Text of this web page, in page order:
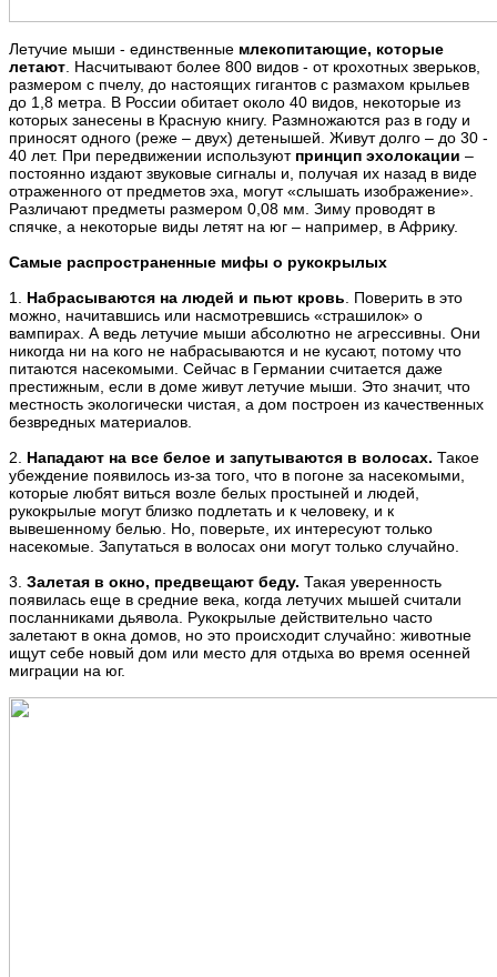
Летучие мыши - единственные млекопитающие, которые
летают . Насчитывают более 800 видов - от крохотных зверьков,
размером с пчелу, до настоящих гигантов с размахом крыльев
до 1,8 метра. В России обитает около 40 видов, некоторые из
которых занесены в Красную книгу. Размножаются раз в году и
приносят одного (реже – двух) детенышей. Живут долго – до 30 -
40 лет. При передвижении используют принцип эхолокации –
постоянно издают звуковые сигналы и, получая их назад в виде
отраженного от предметов эха, могут «слышать изображение».
Различают предметы размером 0,08 мм. Зиму проводят в
спячке, а некоторые виды летят на юг – например, в Африку.
Самые распространенные мифы о рукокрылых
1. Набрасываются на людей и пьют кровь . Поверить в это
можно, начитавшись или насмотревшись «страшилок» о
вампирах. А ведь летучие мыши абсолютно не агрессивны. Они
никогда ни на кого не набрасываются и не кусают, потому что
питаются насекомыми. Сейчас в Германии считается даже
престижным, если в доме живут летучие мыши. Это значит, что
местность экологически чистая, а дом построен из качественных
безвредных материалов.
2. Нападают на все белое и запутываются в волосах. Такое
убеждение появилось из-за того, что в погоне за насекомыми,
которые любят виться возле белых простыней и людей,
рукокрылые могут близко подлетать и к человеку, и к
вывешенному белью. Но, поверьте, их интересуют только
насекомые. Запутаться в волосах они могут только случайно.
3. Залетая в окно, предвещают беду. Такая уверенность
появилась еще в средние века, когда летучих мышей считали
посланниками дьявола. Рукокрылые действительно часто
залетают в окна домов, но это происходит случайно: животные
ищут себе новый дом или место для отдыха во время осенней
миграции на юг.